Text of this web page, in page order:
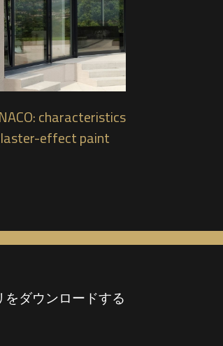
characteristics
effect paint
ダウンロードする